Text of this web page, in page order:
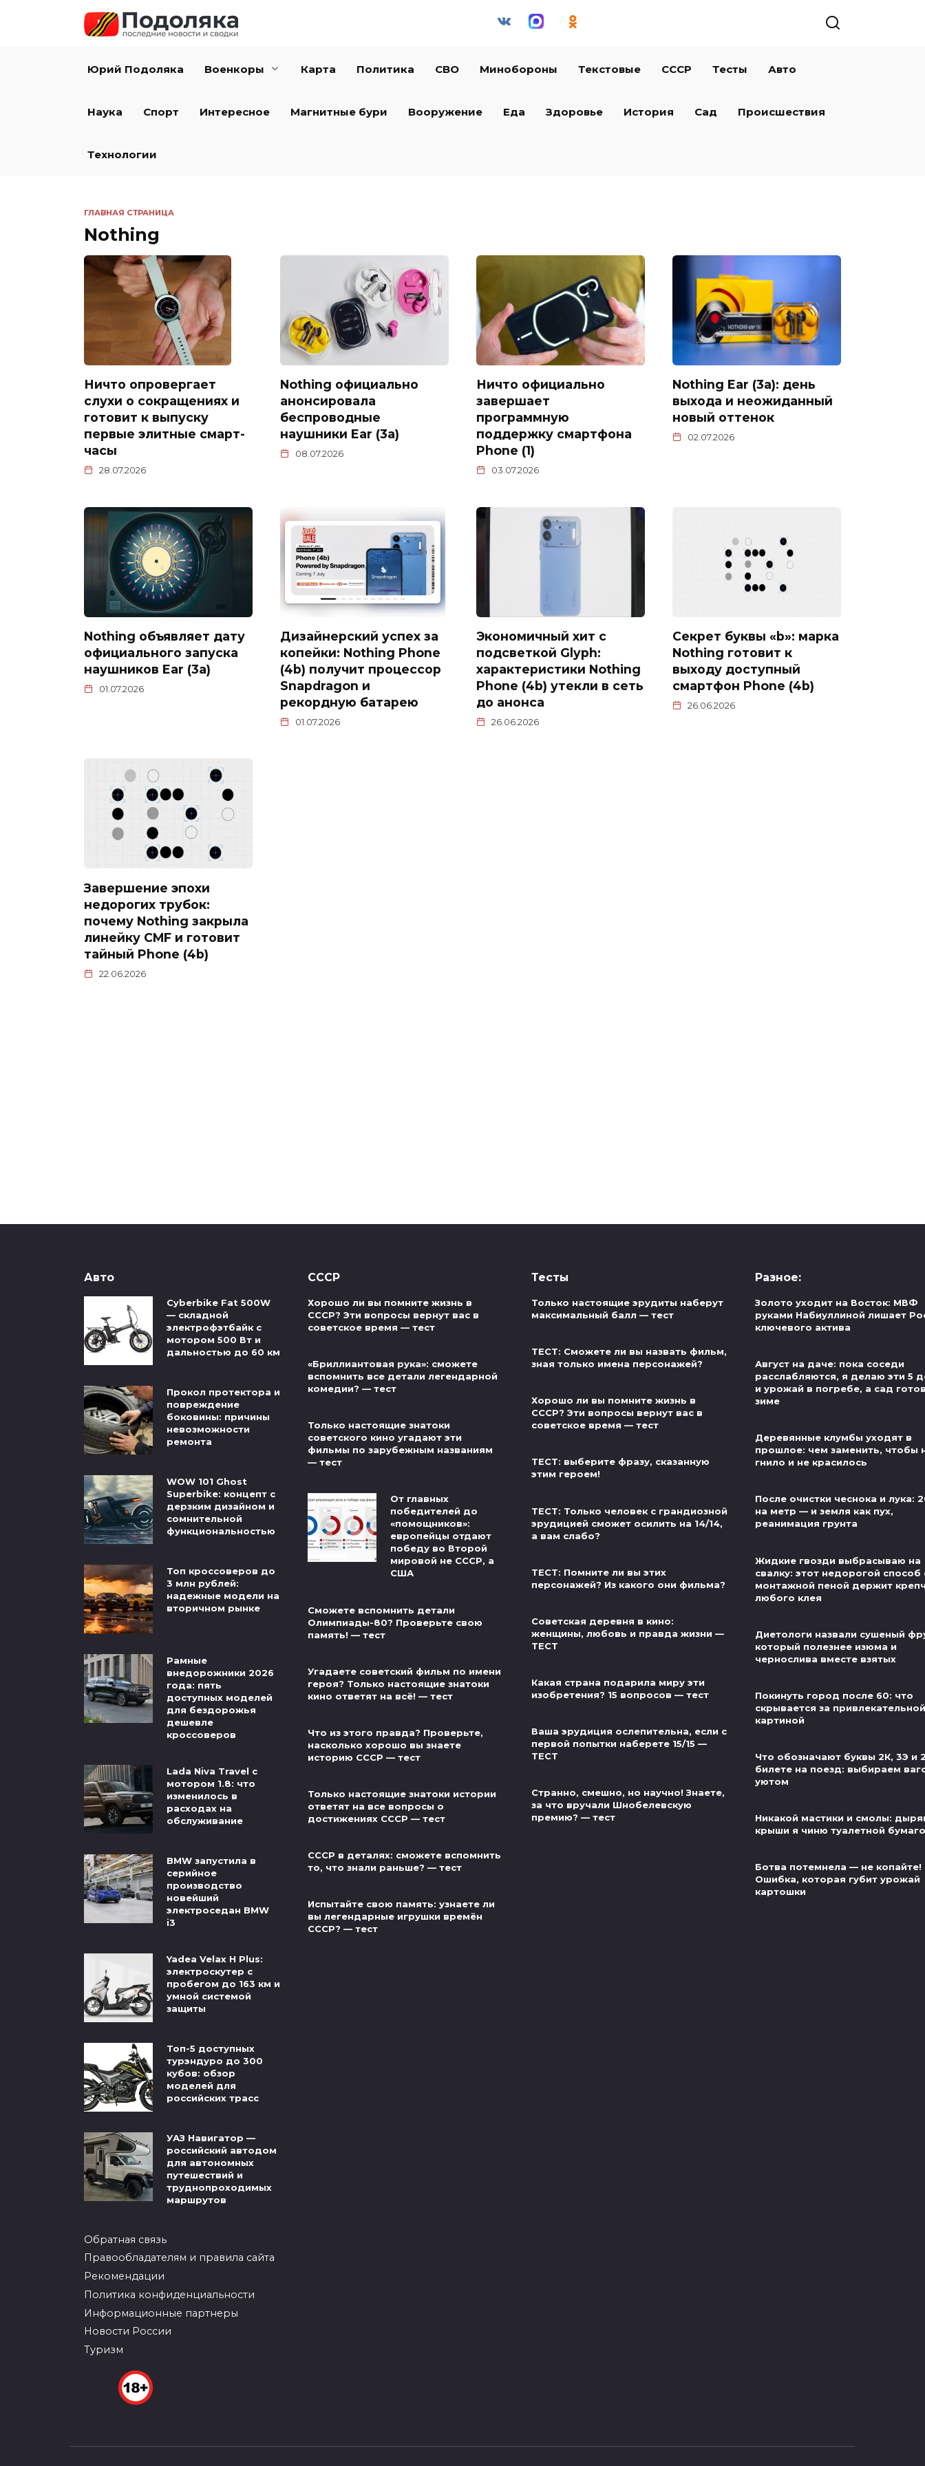
Юрий Подоляка Военкоры Карта Политика СВО Минобороны Текстовые СССР Тесты Авто
Наука Спорт Интересное Магнитные бури Вооружение Еда Здоровье История Сад Происшествия
Технологии
ГЛАВНАЯ СТРАНИЦА
Nothing
Ничто опровергает
слухи о сокращениях и
готовит к выпуску
первые элитные смарт-
часы
28.07.2026
Nothing официально
анонсировала
беспроводные
наушники Ear (3a)
08.07.2026
Ничто официально
завершает
программную
поддержку смартфона
Phone (1)
03.07.2026
Nothing Ear (3a): день
выхода и неожиданный
новый оттенок
02.07.2026
Nothing объявляет дату
официального запуска
наушников Ear (3a)
01.07.2026
Дизайнерский успех за
копейки: Nothing Phone
(4b) получит процессор
Snapdragon и
рекордную батарею
01.07.2026
Экономичный хит с
подсветкой Glyph:
характеристики Nothing
Phone (4b) утекли в сеть
до анонса
26.06.2026
Секрет буквы «b»: марка
Nothing готовит к
выходу доступный
смартфон Phone (4b)
26.06.2026
Завершение эпохи
недорогих трубок:
почему Nothing закрыла
линейку CMF и готовит
тайный Phone (4b)
22.06.2026
Авто
Cyberbike Fat 500W
— складной
электрофэтбайк с
мотором 500 Вт и
дальностью до 60 км
Прокол протектора и
повреждение
боковины: причины
невозможности
ремонта
WOW 101 Ghost
Superbike: концепт с
дерзким дизайном и
сомнительной
функциональностью
Топ кроссоверов до
3 млн рублей:
надежные модели на
вторичном рынке
Рамные
внедорожники 2026
года: пять
доступных моделей
для бездорожья
дешевле
кроссоверов
Lada Niva Travel с
мотором 1.8: что
изменилось в
расходах на
обслуживание
BMW запустила в
серийное
производство
новейший
электроседан BMW
i3
Yadea Velax H Plus:
электроскутер с
пробегом до 163 км и
умной системой
защиты
Топ-5 доступных
турэндуро до 300
кубов: обзор
моделей для
российских трасс
УАЗ Навигатор —
российский автодом
для автономных
путешествий и
труднопроходимых
маршрутов
Обратная связь
Правообладателям и правила сайта
Рекомендации
Политика конфиденциальности
Информационные партнеры
Новости России
Туризм
СССР
Хорошо ли вы помните жизнь в
СССР? Эти вопросы вернут вас в
советское время — тест
«Бриллиантовая рука»: сможете
вспомнить все детали легендарной
комедии? — тест
Только настоящие знатоки
советского кино угадают эти
фильмы по зарубежным названиям
— тест
От главных
победителей до
«помощников»:
европейцы отдают
победу во Второй
мировой не СССР, а
США
Сможете вспомнить детали
Олимпиады-80? Проверьте свою
память! — тест
Угадаете советский фильм по имени
героя? Только настоящие знатоки
кино ответят на всё! — тест
Что из этого правда? Проверьте,
насколько хорошо вы знаете
историю СССР — тест
Только настоящие знатоки истории
ответят на все вопросы о
достижениях СССР — тест
СССР в деталях: сможете вспомнить
то, что знали раньше? — тест
Испытайте свою память: узнаете ли
вы легендарные игрушки времён
СССР? — тест
Тесты
Только настоящие эрудиты наберут
максимальный балл — тест
ТЕСТ: Сможете ли вы назвать фильм,
зная только имена персонажей?
Хорошо ли вы помните жизнь в
СССР? Эти вопросы вернут вас в
советское время — тест
ТЕСТ: выберите фразу, сказанную
этим героем!
ТЕСТ: Только человек с грандиозной
эрудицией сможет осилить на 14/14,
а вам слабо?
ТЕСТ: Помните ли вы этих
персонажей? Из какого они фильма?
Советская деревня в кино:
женщины, любовь и правда жизни —
ТЕСТ
Какая страна подарила миру эти
изобретения? 15 вопросов — тест
Ваша эрудиция ослепительна, если с
первой попытки наберете 15/15 —
ТЕСТ
Странно, смешно, но научно! Знаете,
за что вручали Шнобелевскую
премию? — тест
Разное:
Золото уходит на Восток: МВФ
руками Набиуллиной лишает
ключевого актива
Август на даче: пока соседи
расслабляются, я делаю эти 5
и урожай в погребе, а сад
зиме
Деревянные клумбы уходят в
прошлое: чем заменить, чтобы
гнило и не красилось
После очистки чеснока и лука:
на метр — и земля как пух,
реанимация грунта
Жидкие гвозди выбрасываю на
свалку: этот недорогой способ
монтажной пеной держит
любого клея
Диетологи назвали сушеный
который полезнее изюма и
чернослива вместе взятых
Покинуть город после 60: что
скрывается за привлекательной
картиной
Что обозначают буквы 2К, 3Э и
билете на поезд: выбираем
уютом
Никакой мастики и смолы:
крыши я чиню туалетной
Ботва потемнела — не копайте!
Ошибка, которая губит урожай
картошки